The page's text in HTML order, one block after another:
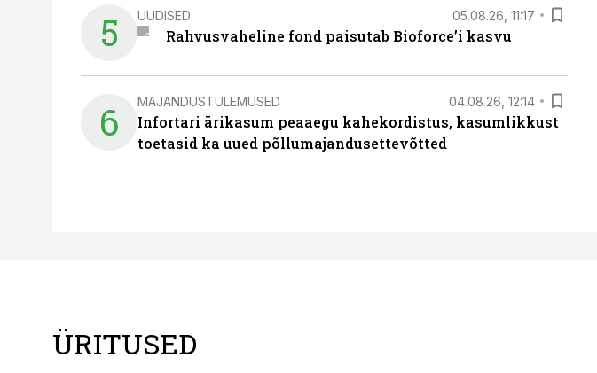
5 UUDISED 05.08.26, 11:17
Rahvusvaheline fond paisutab Bioforce’i kasvu
6 MAJANDUSTULEMUSED 04.08.26, 12:14
Infortari ärikasum peaaegu kahekordistus, kasumlikkust
toetasid ka uued põllumajandusettevõtted
ÜRITUSED